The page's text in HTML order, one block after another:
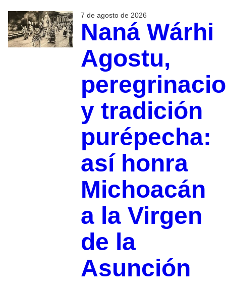
7 de agosto de 2026
Naná Wárhi
Agostu,
y tradición
purépecha:
así honra
Michoacán
a la Virgen
de la
Asunción